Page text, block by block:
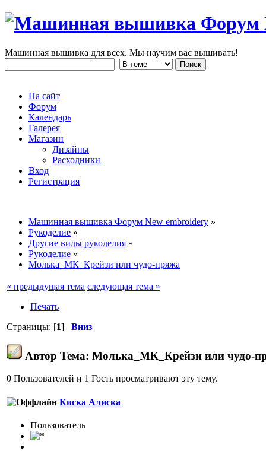
Машинная вышивка для всех. Мы научим вас вышивать!
На сайт
Форум
Календарь
Галерея
Магазин
Дизайны
Расходники
Вход
Регистрация
Машинная вышивка Форум New embroidery »
Рукоделие »
Другие виды рукоделия »
Рукоделие »
Молька_МК_Крейзи или чудо-пряжа
« предыдущая тема следующая тема »
Печать
Страницы: [1] Вниз
Автор Тема: Молька_МК_Крейзи или чудо-
0 Пользователей и 1 Гость просматривают эту тему.
Киска Алиска
Пользовaтeль